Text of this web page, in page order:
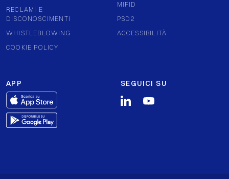
RECLAMI E
DISCONOSCIMENTI
WHISTLEBLOWING
COOKIE POLICY
MIFID
PSD2
ACCESSIBILITÀ
APP SEGUICI SU